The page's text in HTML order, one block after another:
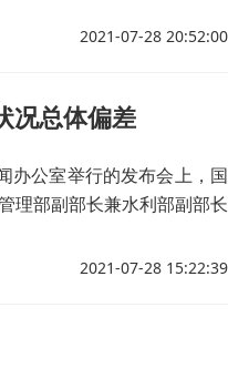
2021-07-28 20:52:00
况总体偏差
办公室举行的发布会上，国
理部副部长兼水利部副部长
2021-07-28 15:22:39